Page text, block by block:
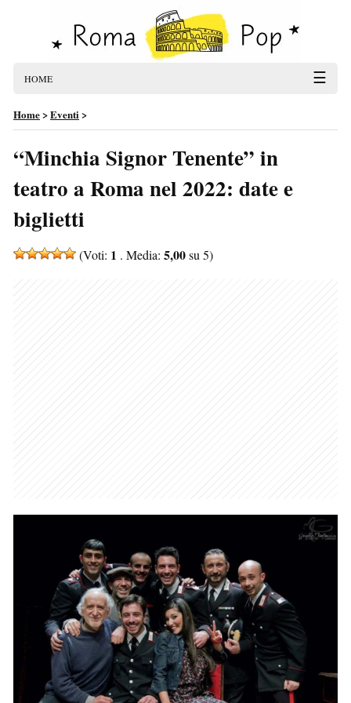
HOME ☰
Home>Eventi>
“Minchia Signor Tenente” in
teatro a Roma nel 2022: date e
biglietti
(Voti: 1 . Media: 5,00su 5)